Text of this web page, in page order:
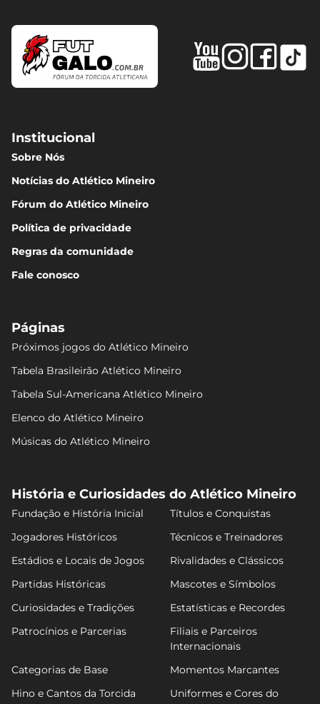
Institucional
Sobre Nós
Notícias do Atlético Mineiro
Fórum do Atlético Mineiro
Política de privacidade
Regras da comunidade
Fale conosco
Páginas
Próximos jogos do Atlético Mineiro
Tabela Brasileirão Atlético Mineiro
Tabela Sul-Americana Atlético Mineiro
Elenco do Atlético Mineiro
Músicas do Atlético Mineiro
História e Curiosidades do Atlético Mineiro
Fundação e História Inicial
Títulos e Conquistas
Jogadores Históricos
Técnicos e Treinadores
Estádios e Locais de Jogos
Rivalidades e Clássicos
Partidas Históricas
Mascotes e Símbolos
Curiosidades e Tradições
Estatísticas e Recordes
Patrocínios e Parcerias
Filiais e Parceiros
Internacionais
Categorias de Base
Momentos Marcantes
Hino e Cantos da Torcida
Uniformes e Cores do